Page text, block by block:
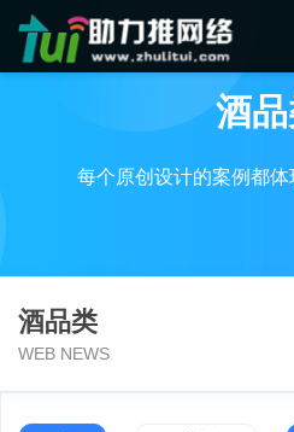
酒
每个原创设计的案例都
酒品类
WEB NEWS